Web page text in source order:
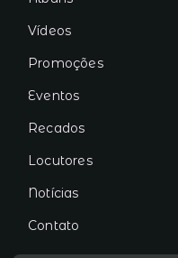
Vídeos
Promoções
Eventos
Recados
Locutores
Notícias
Contato